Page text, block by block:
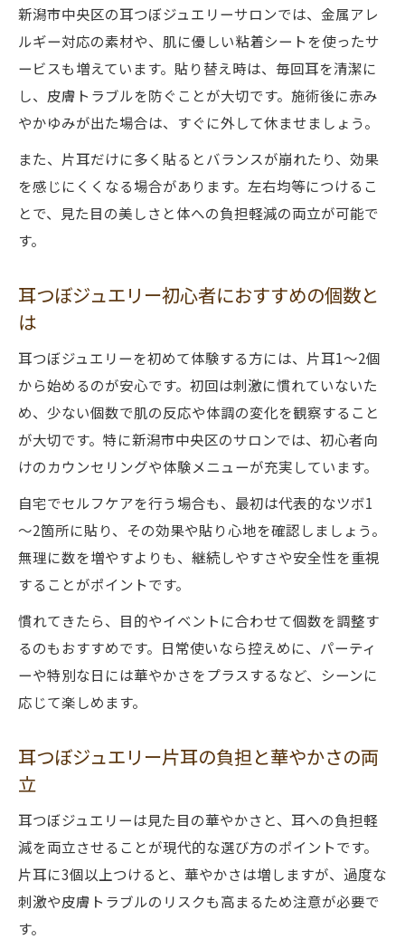
新潟市中央区の耳つぼジュエリーサロンでは、金属アレ
ルギー対応の素材や、肌に優しい粘着シートを使ったサ
ービスも増えています。貼り替え時は、毎回耳を清潔に
し、皮膚トラブルを防ぐことが大切です。施術後に赤み
やかゆみが出た場合は、すぐに外して休ませましょう。
また、片耳だけに多く貼るとバランスが崩れたり、効果
を感じにくくなる場合があります。左右均等につけるこ
とで、見た目の美しさと体への負担軽減の両立が可能で
す。
耳つぼジュエリー初心者におすすめの個数と
は
耳つぼジュエリーを初めて体験する方には、片耳1～2個
から始めるのが安心です。初回は刺激に慣れていないた
め、少ない個数で肌の反応や体調の変化を観察すること
が大切です。特に新潟市中央区のサロンでは、初心者向
けのカウンセリングや体験メニューが充実しています。
自宅でセルフケアを行う場合も、最初は代表的なツボ1
～2箇所に貼り、その効果や貼り心地を確認しましょう。
無理に数を増やすよりも、継続しやすさや安全性を重視
することがポイントです。
慣れてきたら、目的やイベントに合わせて個数を調整す
るのもおすすめです。日常使いなら控えめに、パーティ
ーや特別な日には華やかさをプラスするなど、シーンに
応じて楽しめます。
耳つぼジュエリー片耳の負担と華やかさの両
立
耳つぼジュエリーは見た目の華やかさと、耳への負担軽
減を両立させることが現代的な選び方のポイントです。
片耳に3個以上つけると、華やかさは増しますが、過度な
刺激や皮膚トラブルのリスクも高まるため注意が必要で
す。